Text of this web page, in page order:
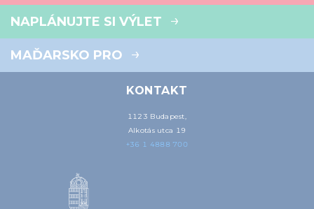
NAPLÁNUJTE SI VÝLET
MAĎARSKO PRO
KONTAKT
1123 Budapest,
Alkotás utca 19
+36 1 4888 700